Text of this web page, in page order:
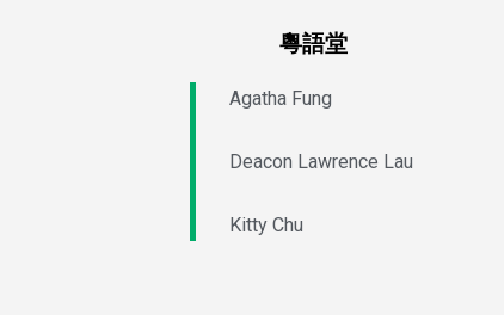
粵語堂
Agatha Fung
Deacon Lawrence Lau
Kitty Chu